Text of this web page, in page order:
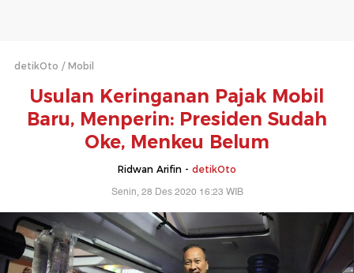
detikOto Mobil
Usulan Keringanan Pajak Mobil
Baru, Menperin: Presiden Sudah
Oke, Menkeu Belum
Ridwan Arifin - detikOto
Senin, 28 Des 2020 16:23 WIB